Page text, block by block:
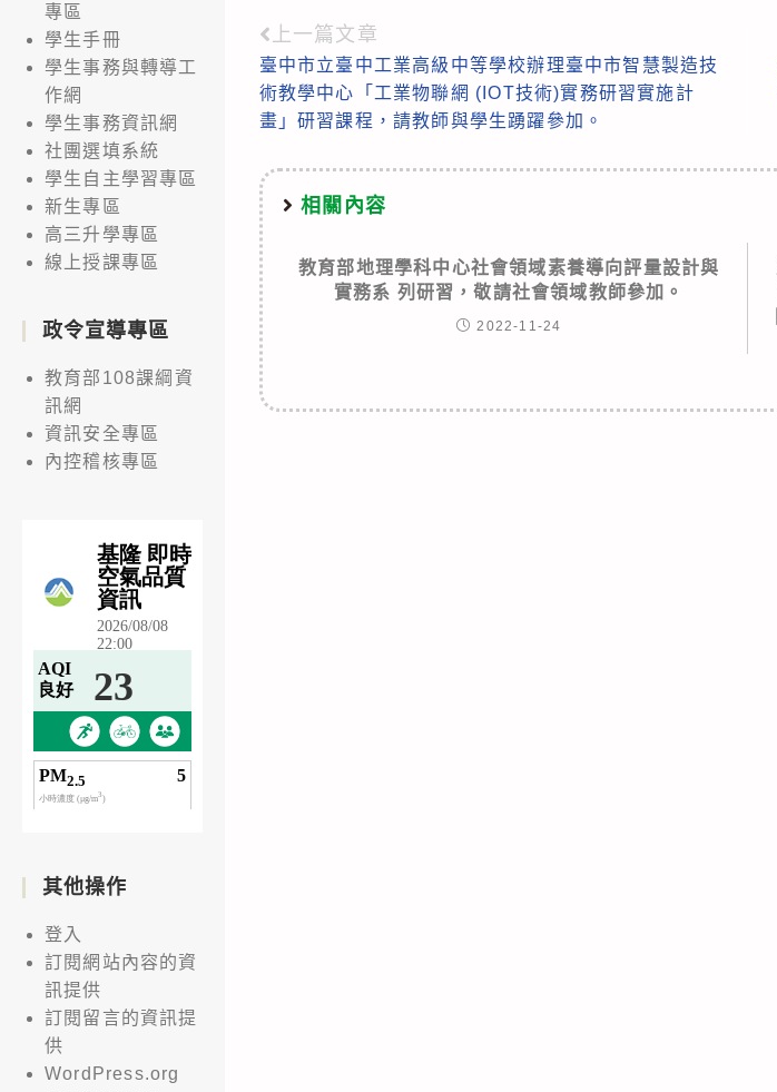
Read
more
articles
上一篇文章
臺中市立臺中工業高級中等學校辦理臺中市智慧製造技
術教學中心「工業物聯網 (IOT技術)實務研習實施計
畫」研習課程，請教師與學生踴躍參加。
相關內容
教育部地理學科中心社會領域素養導向評量設計與
實務系 列研習，敬請社會領域教師參加。
2022-11-24
專區
學生手冊
學生事務與轉導工
作網
學生事務資訊網
社團選填系統
學生自主學習專區
新生專區
高三升學專區
線上授課專區
政令宣導專區
教育部108課綱資
訊網
資訊安全專區
內控稽核專區
其他操作
登入
訂閱網站內容的資
訊提供
訂閱留言的資訊提
供
WordPress.org